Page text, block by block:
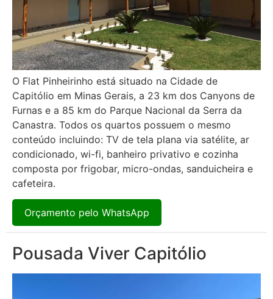
O Flat Pinheirinho está situado na Cidade de
Capitólio em Minas Gerais, a 23 km dos Canyons de
Furnas e a 85 km do Parque Nacional da Serra da
Canastra. Todos os quartos possuem o mesmo
conteúdo incluindo: TV de tela plana via satélite, ar
condicionado, wi-fi, banheiro privativo e cozinha
composta por frigobar, micro-ondas, sanduicheira e
cafeteira.
Orçamento pelo WhatsApp
Pousada Viver Capitólio